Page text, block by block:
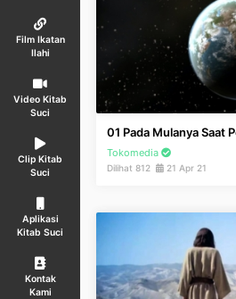
Film Ikatan
Ilahi
Video Kitab
Suci
Clip Kitab
Suci
Aplikasi
Kitab Suci
Kontak
Kami
01 Pada Mulanya Saat
Tokomedia
Dilihat 812 21 Apr 21